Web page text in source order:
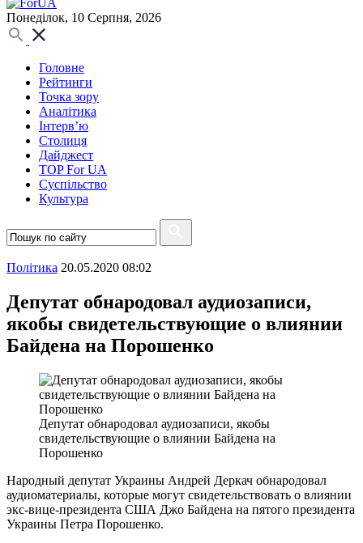
Понеділок, 10 Серпня, 2026
Головне
Рейтинги
Точка зору
Аналітика
Інтерв’ю
Столиця
Дайджест
TOP For UA
Суспiльство
Культура
Полiтика 20.05.2020 08:02
Депутат обнародовал аудиозаписи,
якобы свидетельствующие о влиянии
Байдена на Порошенко
Депутат обнародовал аудиозаписи, якобы
свидетельствующие о влиянии Байдена на
Порошенко
Народный депутат Украины Андрей Деркач обнародовал
аудиоматериалы, которые могут свидетельствовать о влиянии
экс-вице-президента США Джо Байдена на пятого президента
Украины Петра Порошенко.